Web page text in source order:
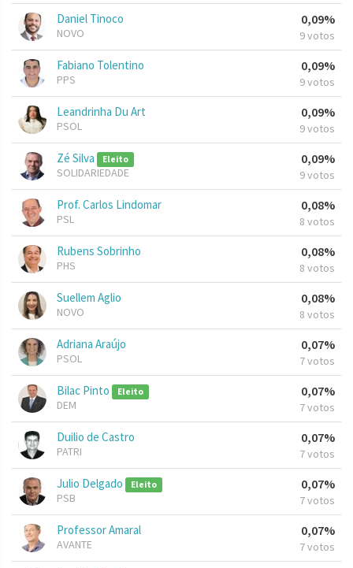
Daniel Tinoco
NOVO
0,09%
9 votos
Fabiano Tolentino
PPS
0,09%
9 votos
Leandrinha Du Art
PSOL
0,09%
9 votos
Zé Silva Eleito
SOLIDARIEDADE
0,09%
9 votos
Prof. Carlos Lindomar
PSL
0,08%
8 votos
Rubens Sobrinho
PHS
0,08%
8 votos
Suellem Aglio
NOVO
0,08%
8 votos
Adriana Araújo
PSOL
0,07%
7 votos
Bilac Pinto Eleito
DEM
0,07%
7 votos
Duilio de Castro
PATRI
0,07%
7 votos
Julio Delgado Eleito
PSB
0,07%
7 votos
Professor Amaral
AVANTE
0,07%
7 votos